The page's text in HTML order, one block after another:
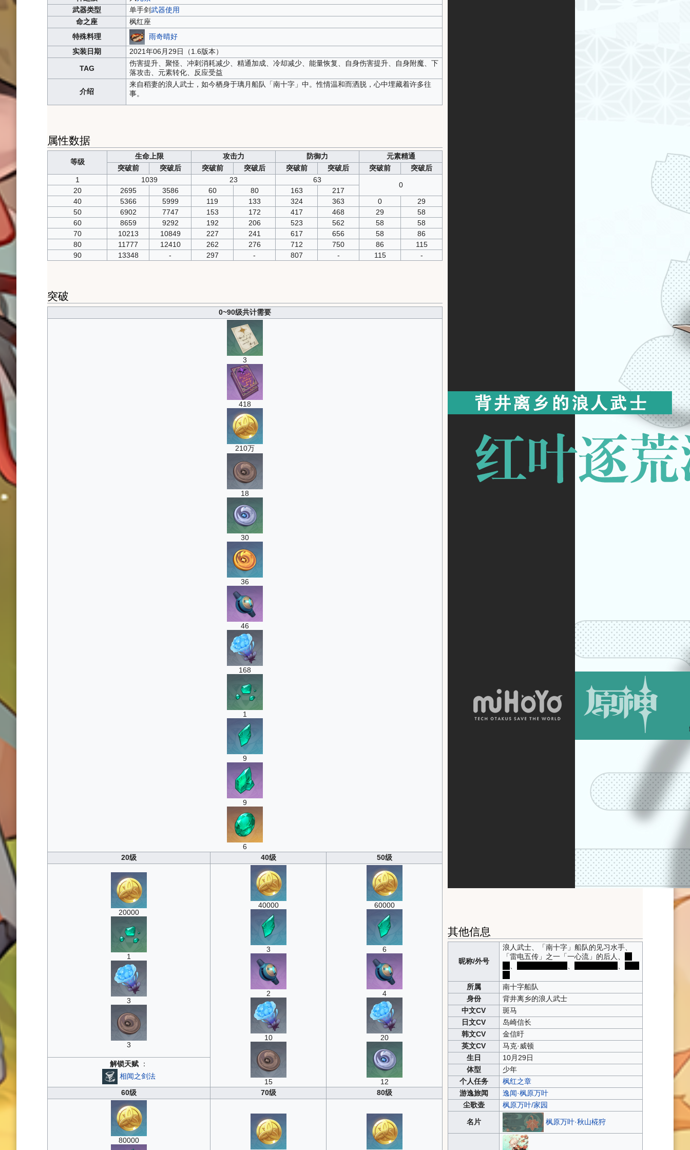
武器类型
单手剑武器使用
命之座
枫红座
特殊料理
雨奇晴好
实装日期
2021年06月29日（1.6版本）
TAG
伤害提升、聚怪、冲刺消耗减少、精通加成、冷却减少、能量恢复、自身伤害提升、自身附魔、下
落攻击、元素转化、反应受益
介绍
来自稻妻的浪人武士，如今栖身于璃月船队「南十字」中。性情温和而洒脱，心中埋藏着许多往
事。
属性数据
等级
生命上限 攻击力 防御力
元素精通
突破前
突破后 突破前 突破后 突破前 突破后 突破前
突破后
1
1039 23 63
0
20 2695 3586 60 80 163
217
40
5366 5999 119 133 324 363 0
29
50
6902 7747 153 172 417 468 29
58
60
8659 9292 192 206 523 562 58
58
70
10213 10849 227 241 617 656 58
86
80
11777 12410 262 276 712 750 86
115
90
13348 - 297 - 807 - 115 -
突破
0~90级共计需要
3
418
210万
18
30
36
46
168
1
9
9
6
20级
40级 50级
20000
1
3
3
40000
3
2
10
15
60000
6
4
20
12
解锁天赋 ：
相闻之剑法
60级 70级 80级
80000
其他信息
昵称/外号
浪人武士、「南十字」船队的见习水手、
「雷电五传」之一「一心流」的后人、
、 、 、
所属
南十字船队
身份
背井离乡的浪人武士
中文CV
斑马
日文CV
岛崎信长
韩文CV
金信旴
英文CV
马克·威顿
生日
10月29日
体型
少年
个人任务
枫红之章
游逸旅闻
逸闻·枫原万叶
尘歌壶
枫原万叶/家园
名片 枫原万叶·秋山椛狩